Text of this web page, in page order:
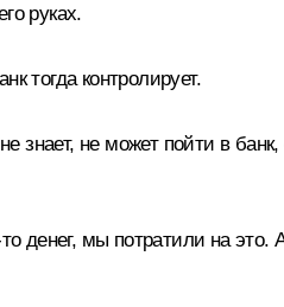
руках.
тогда контролирует.
знает, не может пойти в банк,
денег, мы потратили на это.